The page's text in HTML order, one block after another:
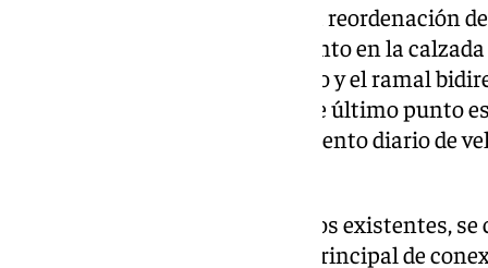
Asimismo, el plan contempla la reordenación
incorporación en el enlace 6, tanto en la
conexiones con la vía de servicio y el ramal
Polígono Industrial Asegra. Este último punto
la circunvalación por el movimiento diario de
Para resolver los cruces y accesos existentes,
planta que servirá como nodo principal de